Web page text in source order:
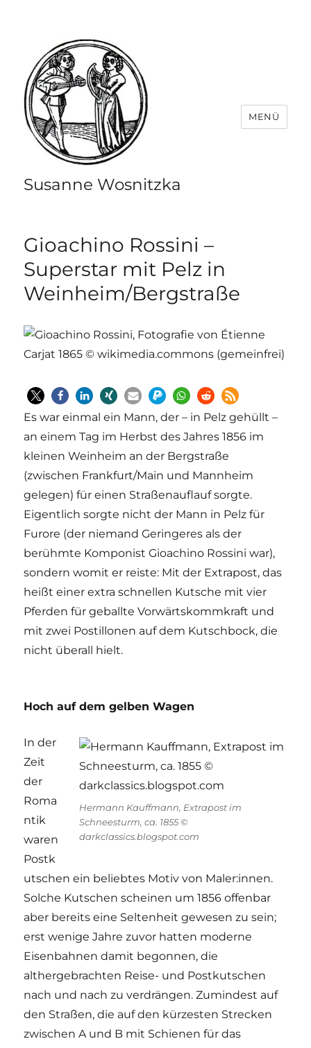
Susanne Wosnitzka
MENÜ
Gioachino Rossini –
Superstar mit Pelz in
Weinheim/Bergstraße
Es war einmal ein Mann, der – in Pelz gehüllt –
an einem Tag im Herbst des Jahres 1856 im
kleinen Weinheim an der Bergstraße
(zwischen Frankfurt/Main und Mannheim
gelegen) für einen Straßenauflauf sorgte.
Eigentlich sorgte nicht der Mann in Pelz für
Furore (der niemand Geringeres als der
berühmte Komponist Gioachino Rossini war),
sondern womit er reiste: Mit der Extrapost, das
heißt einer extra schnellen Kutsche mit vier
Pferden für geballte Vorwärtskommkraft und
mit zwei Postillonen auf dem Kutschbock, die
nicht überall hielt.
Hoch auf dem gelben Wagen
Hermann Kauffmann, Extrapost im
Schneesturm, ca. 1855 ©
darkclassics.blogspot.com
In der
Zeit
der
Roma
ntik
waren
Postk
utschen ein beliebtes Motiv von Maler:innen.
Solche Kutschen scheinen um 1856 offenbar
aber bereits eine Seltenheit gewesen zu sein;
erst wenige Jahre zuvor hatten moderne
Eisenbahnen damit begonnen, die
althergebrachten Reise- und Postkutschen
nach und nach zu verdrängen. Zumindest auf
den Straßen, die auf den kürzesten Strecken
zwischen A und B mit Schienen für das